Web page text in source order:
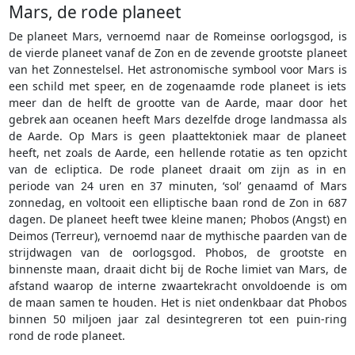
Mars, de rode planeet
De planeet Mars, vernoemd naar de Romeinse oorlogsgod, is
de vierde planeet vanaf de Zon en de zevende grootste planeet
van het Zonnestelsel. Het astronomische symbool voor Mars is
een schild met speer, en de zogenaamde rode planeet is iets
meer dan de helft de grootte van de Aarde, maar door het
gebrek aan oceanen heeft Mars dezelfde droge landmassa als
de Aarde. Op Mars is geen plaattektoniek maar de planeet
heeft, net zoals de Aarde, een hellende rotatie as ten opzicht
van de ecliptica. De rode planeet draait om zijn as in en
periode van 24 uren en 37 minuten, ‘sol’ genaamd of Mars
zonnedag, en voltooit een elliptische baan rond de Zon in 687
dagen. De planeet heeft twee kleine manen; Phobos (Angst) en
Deimos (Terreur), vernoemd naar de mythische paarden van de
strijdwagen van de oorlogsgod. Phobos, de grootste en
binnenste maan, draait dicht bij de Roche limiet van Mars, de
afstand waarop de interne zwaartekracht onvoldoende is om
de maan samen te houden. Het is niet ondenkbaar dat Phobos
binnen 50 miljoen jaar zal desintegreren tot een puin-ring
rond de rode planeet.